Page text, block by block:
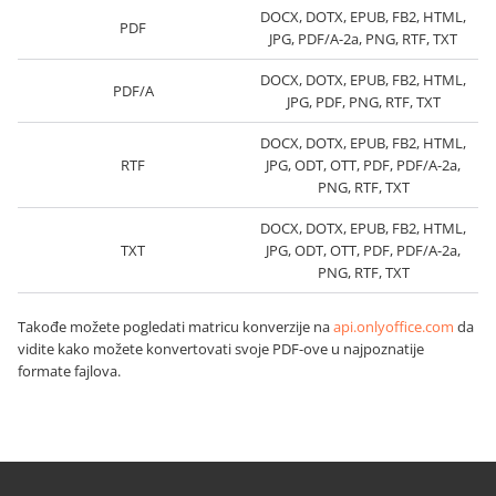
PDF
DOCX, DOTX, EPUB, FB2, HTML,
JPG, PDF/A-2a, PNG, RTF, TXT
PDF/A
DOCX, DOTX, EPUB, FB2, HTML,
JPG, PDF, PNG, RTF, TXT
RTF
DOCX, DOTX, EPUB, FB2, HTML,
JPG, ODT, OTT, PDF, PDF/A-2a,
PNG, RTF, TXT
TXT
DOCX, DOTX, EPUB, FB2, HTML,
JPG, ODT, OTT, PDF, PDF/A-2a,
PNG, RTF, TXT
Takođe možete pogledati matricu konverzije naapi.onlyoffice.com da
vidite kako možete konvertovati svoje PDF-ove u najpoznatije
formate fajlova.